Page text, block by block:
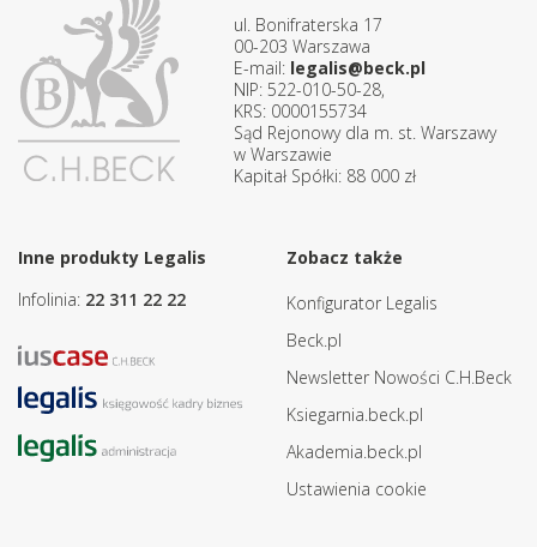
ul. Bonifraterska 17
00-203 Warszawa
E-mail: legalis@beck.pl
NIP: 522-010-50-28,
KRS: 0000155734
Sąd Rejonowy dla m. st. Warszawy
w Warszawie
Kapitał Spółki: 88 000 zł
Inne produkty Legalis
Infolinia: 22 311 22 22
Zobacz także
Konfigurator Legalis
Beck.pl
Newsletter Nowości C.H.Beck
Ksiegarnia.beck.pl
Akademia.beck.pl
Ustawienia cookie